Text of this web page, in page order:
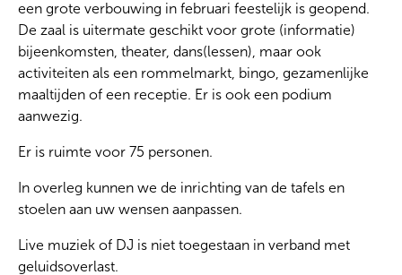
een grote verbouwing in februari feestelijk is geopend.
De zaal is uitermate geschikt voor grote (informatie)
bijeenkomsten, theater, dans(lessen), maar ook
activiteiten als een rommelmarkt, bingo, gezamenlijke
maaltijden of een receptie. Er is ook een podium
aanwezig.
Er is ruimte voor 75 personen.
In overleg kunnen we de inrichting van de tafels en
stoelen aan uw wensen aanpassen.
Live muziek of DJ is niet toegestaan in verband met
geluidsoverlast.